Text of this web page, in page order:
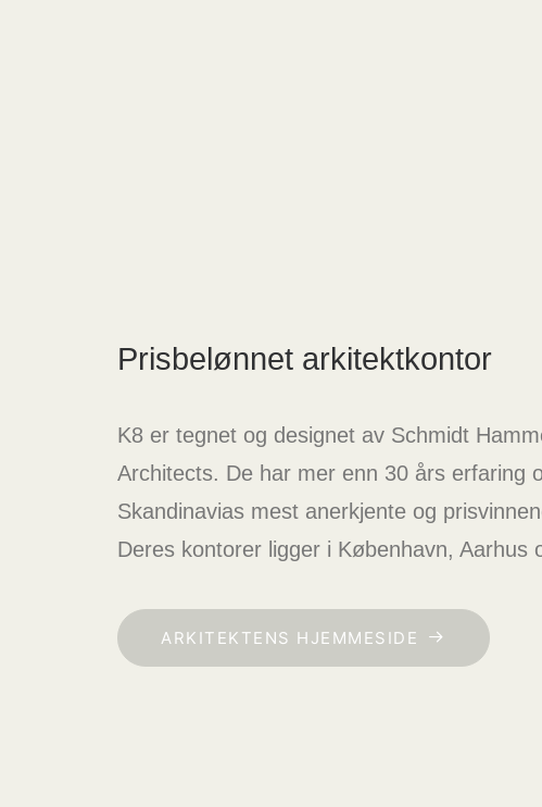
Prisbelønnet arkitektkontor
K8 er tegnet og designet av Schmidt
Architects. De har mer enn 30 års erfaring
Skandinavias mest anerkjente og
Deres kontorer ligger i København, Aarhus
ARKITEKTENS HJEMMESIDE